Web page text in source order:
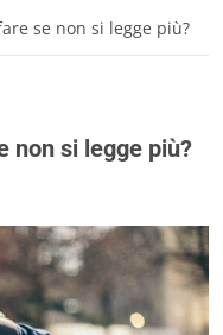
se non si legge più?
non si legge più?